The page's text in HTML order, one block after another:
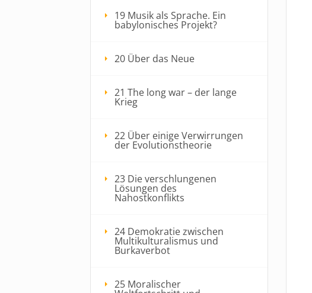
19 Musik als Sprache. Ein
babylonisches Projekt?
20 Über das Neue
21 The long war – der lange
Krieg
22 Über einige Verwirrungen
der Evolutionstheorie
23 Die verschlungenen
Lösungen des
Nahostkonflikts
24 Demokratie zwischen
Multikulturalismus und
Burkaverbot
25 Moralischer